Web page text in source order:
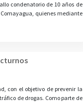
condenatorio de 10 años de
quienes mediante
con el objetivo de prevenir la
de drogas. Como parte de